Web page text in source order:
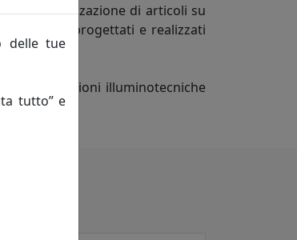
alla realizzazione di articoli su
vengono progettati e realizzati
soluzioni illuminotecniche
delle tue
tutto” e